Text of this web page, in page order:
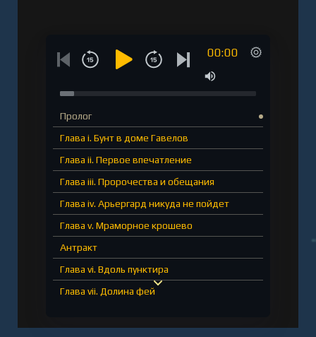
00:00
Пролог
Глава i. Бунт в доме Гавелов
Глава ii. Первое впечатление
Глава iii. Пророчества и обещания
Глава iv. Арьергард никуда не пойдет
Глава v. Мраморное крошево
Антракт
Глава vi. Вдоль пунктира
Глава vii. Долина фей